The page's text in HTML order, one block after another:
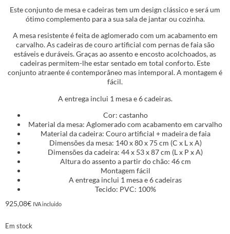
Este conjunto de mesa e cadeiras tem um design clássico e será um
ótimo complemento para a sua sala de jantar ou cozinha.
A mesa resistente é feita de aglomerado com um acabamento em
carvalho. As cadeiras de couro artificial com pernas de faia são
estáveis e duráveis. Graças ao assento e encosto acolchoados, as
cadeiras permitem-lhe estar sentado em total conforto. Este
conjunto atraente é contemporâneo mas intemporal. A montagem é
fácil.
A entrega inclui 1 mesa e 6 cadeiras.
Cor: castanho
Material da mesa: Aglomerado com acabamento em carvalho
Material da cadeira: Couro artificial + madeira de faia
Dimensões da mesa: 140 x 80 x 75 cm (C x L x A)
Dimensões da cadeira: 44 x 53 x 87 cm (L x P x A)
Altura do assento a partir do chão: 46 cm
Montagem fácil
A entrega inclui 1 mesa e 6 cadeiras
Tecido: PVC: 100%
925,08€ IVA incluido
Em stock